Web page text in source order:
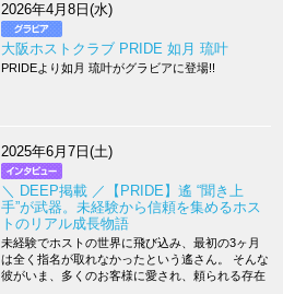
2026年4月8日(水)
大阪ホストクラブ PRIDE 如月 琉叶
PRIDEより如月 琉叶がグラビアに登場!!
2025年6月7日(土)
＼ DEEP掲載 ／【PRIDE】遙 “聞き上
手”が武器。未経験から信頼を集めるホス
トのリアル成長物語
未経験でホストの世界に飛び込み、最初の3ヶ月
は全く指名が取れなかったという遙さん。 そんな
彼がいま、多くのお客様に愛され、頼られる存在